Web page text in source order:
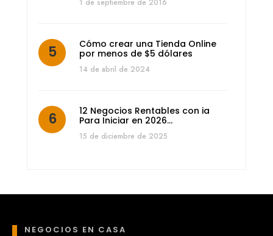
1 de septiembre de 2016
Cómo crear una Tienda Online
por menos de $5 dólares
14 de abril de 2024
12 Negocios Rentables con ia
Para Iniciar en 2026…
15 de diciembre de 2025
NEGOCIOS EN CASA